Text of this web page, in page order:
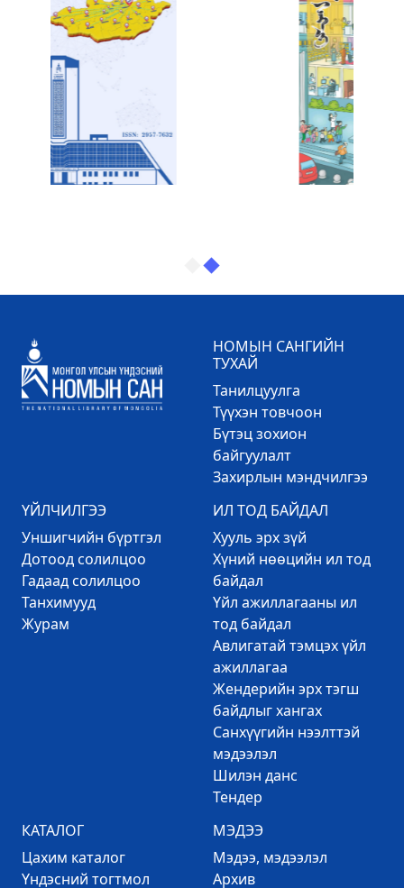
НОМЫН САНГИЙН
ТУХАЙ
Танилцуулга
Түүхэн товчоон
Бүтэц зохион
байгуулалт
Захирлын мэндчилгээ
ҮЙЛЧИЛГЭЭ
Уншигчийн бүртгэл
Дотоод солилцоо
Гадаад солилцоо
Танхимууд
Журам
ИЛ ТОД БАЙДАЛ
Хууль эрх зүй
Хүний нөөцийн ил тод
байдал
Үйл ажиллагааны ил
тод байдал
Авлигатай тэмцэх үйл
ажиллагаа
Жендерийн эрх тэгш
байдлыг хангах
Санхүүгийн нээлттэй
мэдээлэл
Шилэн данс
Тендер
КАТАЛОГ
Цахим каталог
Үндэсний тогтмол
МЭДЭЭ
Mэдээ, мэдээлэл
Архив